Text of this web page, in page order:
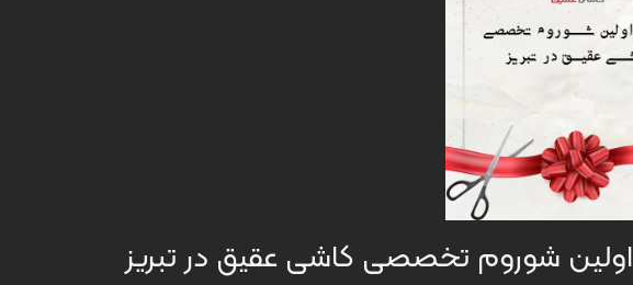
اولین شوروم تخصصی کاشی عقیق در تبریز